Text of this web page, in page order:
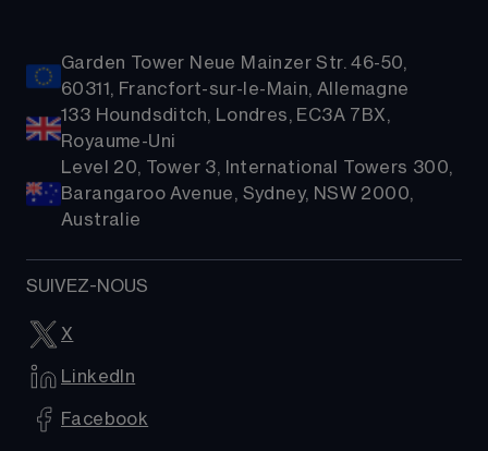
Garden Tower Neue Mainzer Str. 46-50,
60311, Francfort-sur-le-Main, Allemagne
133 Houndsditch, Londres, EC3A 7BX,
Royaume-Uni
Level 20, Tower 3, International Towers 300,
Barangaroo Avenue, Sydney, NSW 2000,
Australie
SUIVEZ-NOUS
X
LinkedIn
Facebook